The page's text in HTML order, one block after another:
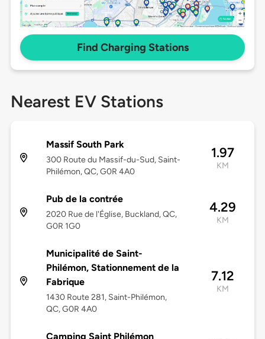
Find Charging Stations
Nearest EV Stations
Massif South Park
300 Route du Massif-du-Sud, Saint-
Philémon, QC, G0R 4A0
1.97
KM
Pub de la contrée
2020 Rue de l'Église, Buckland, QC,
G0R 1G0
4.29
KM
Municipalité de Saint-
Philémon, Stationnement de la
Fabrique
1430 Route 281, Saint-Philémon,
QC, G0R 4A0
7.12
KM
Camping Saint Philémon